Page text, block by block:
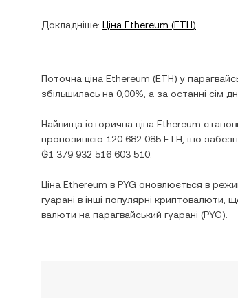
Докладніше: Ціна Ethereum (ETH)
Поточна ціна Ethereum (ETH) у
збільшилась на 0,00% , а за останні сім
Найвища історична ціна Ethereum
пропозицією 120 682 085 ETH , що
₲1 379 932 516 603 510
Ціна Ethereum в PYG оновлюється в
гуарані в інші популярні криптовалюти,
валюти на парагвайський гуарані (PYG).